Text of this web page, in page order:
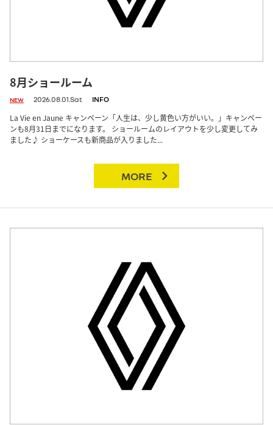
8月ショールーム
NEW 2026.08.01.Sat INFO
La Vie en Jaune キャンペーン「人生は、少し黄色い方がいい。」キャンペー
ンも8月31日までになります。 ショールームのレイアウトを少し変更してみ
ました♪ ショーケースも新商品が入りました...
MORE